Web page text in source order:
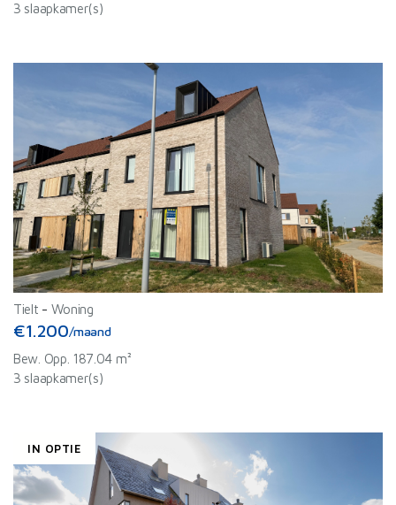
3 slaapkamer(s)
Tielt - Woning
€1.200/maand
Bew. Opp. 187.04 m²
3 slaapkamer(s)
IN OPTIE